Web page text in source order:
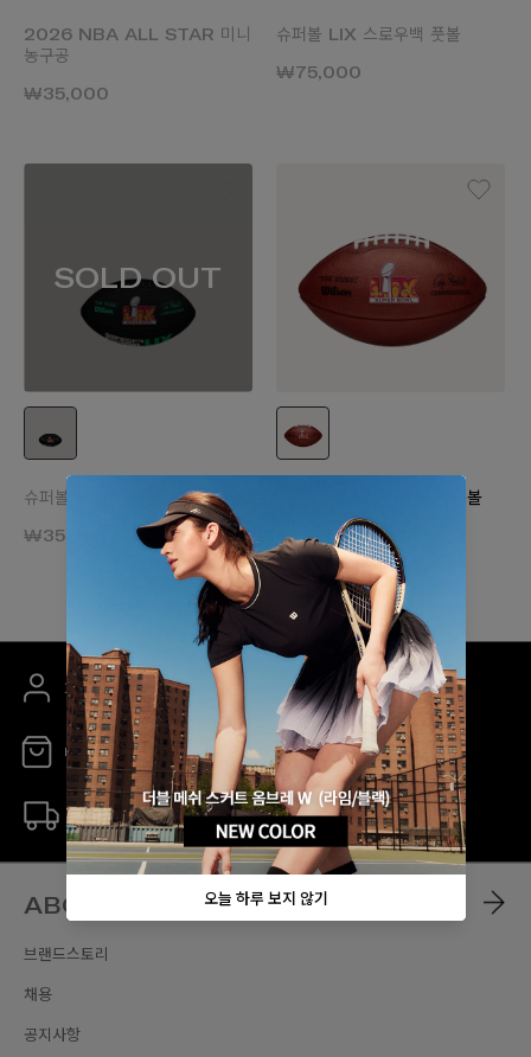
2026 NBA ALL STAR 미니
농구공
₩35,000
슈퍼볼 LIX 스로우백 풋볼
₩75,000
SOLD OUT
슈퍼볼 LIX 미니 풋볼
₩35,000
슈퍼볼 LIX 오피셜 게임 풋볼
₩270,000
회원 가입 시 5% 할인 쿠폰 증정
매장 안내
무료 배송
ABOUT
브랜드스토리
채용
공지사항